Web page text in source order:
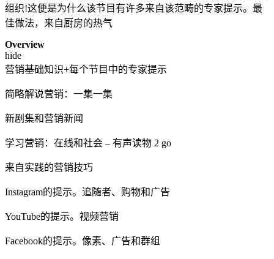
组织!这便是为什么该节目有许多来自该范畴的专家提示。最
佳做法，来自厨房的热气
Overview
hide
营销基础知识+每个节目中的专家提示
简略解说营销：一集一集
新剧集和营销新闻
学习营销：在线和社会 – 有声读物 2 go
来自实践的营销技巧
Instagram的提示。追随者、购物和广告
YouTube的提示。视频营销
Facebook的提示。像素、广告和群组